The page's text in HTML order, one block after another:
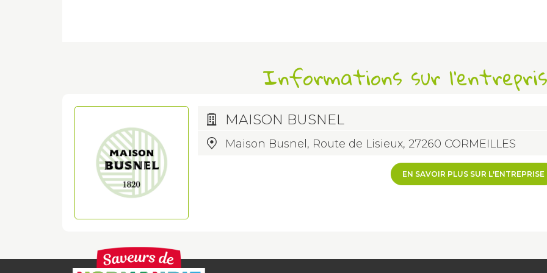
Informations sur
MAISON BUSNEL
Maison Busnel, Route de Lisieux, 27260 CORMEILLES
EN SAVOIR PLUS SUR L'ENTREPRISE